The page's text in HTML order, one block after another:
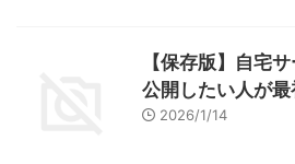
【保存版】自宅
公開したい人が
2026/1/14